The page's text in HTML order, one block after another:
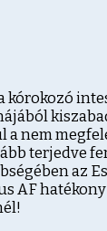
kórokozó
a nem
terjedve
az
AF